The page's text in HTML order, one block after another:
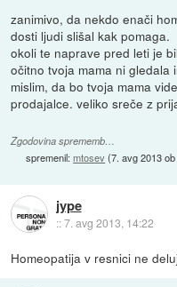
zanimivo, da nekdo enači
dosti ljudi slišal kak pomaga.
okoli te naprave pred leti je
očitno tvoja mama ni gledala
mislim, da bo tvoja mama
prodajalce. veliko sreče z
Zgodovina sprememb…
spremenil:mtosev(7. avg 2013
jype
::7. avg 2013, 14:22
Homeopatija v resnici ne